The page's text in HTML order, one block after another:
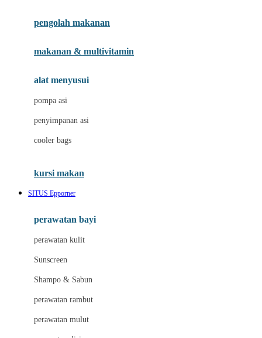
Joolz
Leclerc
Lee Vierra
Lillebaby
Little Bird Told Me
Little Miss Janis
London Taxi
Love To Dream
M
pengolah makanan
makanan & multivitamin
alat menyusui
pompa asi
penyimpanan asi
cooler bags
kursi makan
SITUS Epporner
perawatan bayi
perawatan kulit
Sunscreen
Shampo & Sabun
perawatan rambut
perawatan mulut